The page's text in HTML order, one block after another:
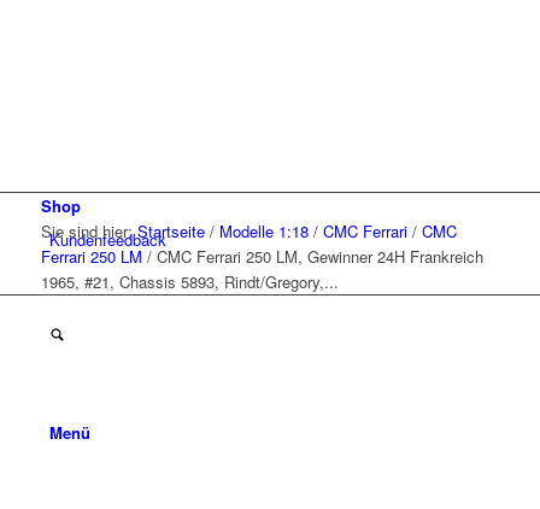
Kundenfeedback
Menü
Shop
Sie sind hier: Startseite / Modelle 1:18 / CMC Ferrari / CMC
Ferrari 250 LM / CMC Ferrari 250 LM, Gewinner 24H Frankreich
1965, #21, Chassis 5893, Rindt/Gregory,...